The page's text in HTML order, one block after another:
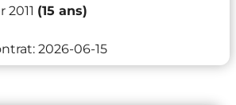
(15 ans)
2026-06-15